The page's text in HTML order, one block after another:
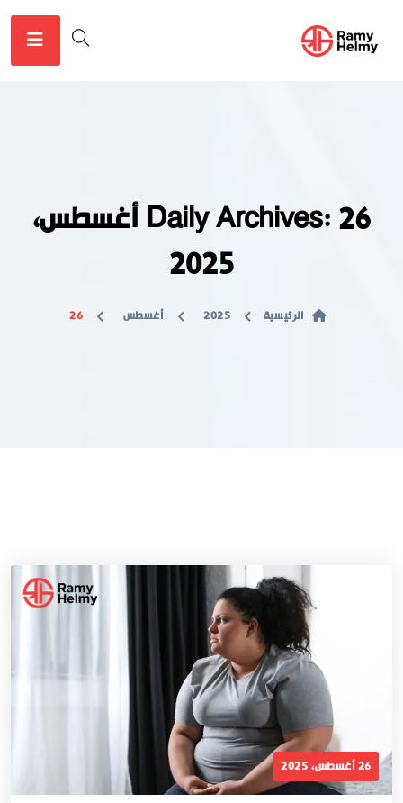
Daily Archives: 26 أغسطس،
2025
الرئيسية 2025 أغسطس 26
26 أغسطس، 2025